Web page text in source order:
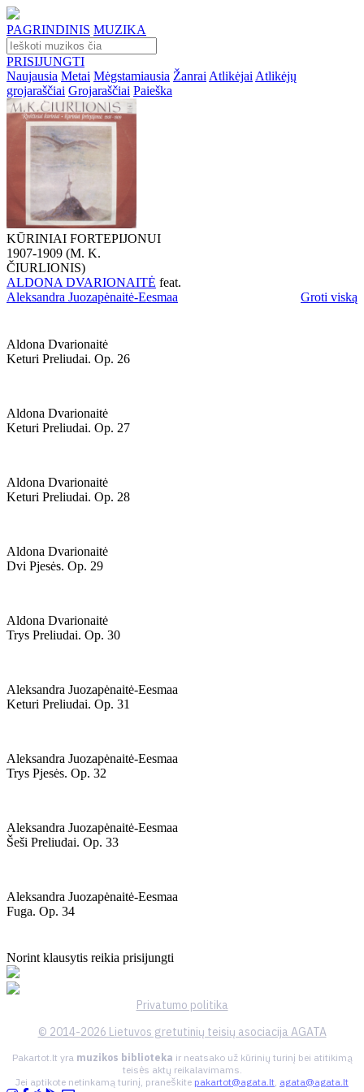
PAGRINDINIS MUZIKA
PRISIJUNGTI
Naujausia Metai Mėgstamiausia Žanrai Atlikėjai Atlikėjų
grojaraščiai Grojaraščiai Paieška
KŪRINIAI FORTEPIJONUI
1907-1909 (M. K.
ČIURLIONIS)
ALDONA DVARIONAITĖ feat.
Aleksandra Juozapėnaitė-Eesmaa
Groti viską
Aldona Dvarionaitė
Keturi Preliudai. Op. 26
Aldona Dvarionaitė
Keturi Preliudai. Op. 27
Aldona Dvarionaitė
Keturi Preliudai. Op. 28
Aldona Dvarionaitė
Dvi Pjesės. Op. 29
Aldona Dvarionaitė
Trys Preliudai. Op. 30
Aleksandra Juozapėnaitė-Eesmaa
Keturi Preliudai. Op. 31
Aleksandra Juozapėnaitė-Eesmaa
Trys Pjesės. Op. 32
Aleksandra Juozapėnaitė-Eesmaa
Šeši Preliudai. Op. 33
Aleksandra Juozapėnaitė-Eesmaa
Fuga. Op. 34
Norint klausytis reikia prisijungti
Privatumo politika
© 2014-2026 Lietuvos gretutinių teisių asociacija AGATA
Pakartot.lt yra muzikos biblioteka ir neatsako už kūrinių turinį bei atitikimą
teisės aktų reikalavimams.
Jei aptikote netinkamą turinį, praneškite pakartot@agata.lt, agata@agata.lt